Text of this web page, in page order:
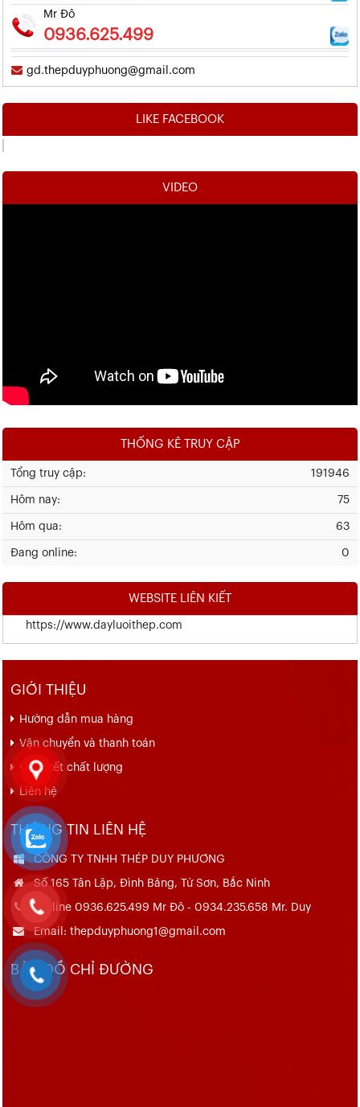
Mr Đô
0936.625.499
gd.thepduyphuong@gmail.com
LIKE FACEBOOK
VIDEO
THỐNG KÊ TRUY CẬP
191946
Tổng truy cập:
75
Hôm nay:
63
Hôm qua:
0
Đang online:
WEBSITE LIÊN KIẾT
https://www.dayluoithep.com
GIỚI THIỆU
Hướng dẫn mua hàng
Vận chuyển và thanh toán
Cam kết chất lượng
Liên hệ
THÔNG TIN LIÊN HỆ
CÔNG TY TNHH THÉP DUY PHƯƠNG
Số 165 Tân Lập, Đình Bảng, Từ Sơn, Bắc Ninh
Hotline 0936.625.499 Mr Đô - 0934.235.658 Mr. Duy
Email: thepduyphuong1@gmail.com
BẢN ĐỒ CHỈ ĐƯỜNG